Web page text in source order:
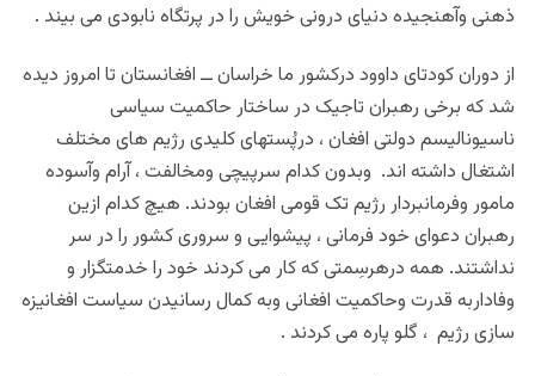
ذهنی وآهنجیده دنیای درونی خویش را در پرتگاه نابودی می بیند .
از دوران کودتای داوود درکشور ما خراسان ــ افغانستان تا امروز دیده
شد که برخی رهبران تاجیک در ساختار حاکمیت سیاسی
ناسیونالیسم دولتی افغان ، درپُستهای کلیدی رژیم های مختلف
اشتغال داشته اند. وبدون کدام سرپیچی ومخالفت ، آرام وآسوده
مامور وفرمانبردار رژیم تک قومی افغان بودند. هیچ کدام ازین
رهبران دعوای خود فرمانی ، پیشوایی و سروری کشور را در سر
نداشتند. همه درهرسِمتی که کار می کردند خود را خدمتگزار و
وفاداربه قدرت وحاکمیت افغانی وبه کمال رسانیدن سیاست افغانیزه
سازی رژیم ، گلو پاره می کردند .